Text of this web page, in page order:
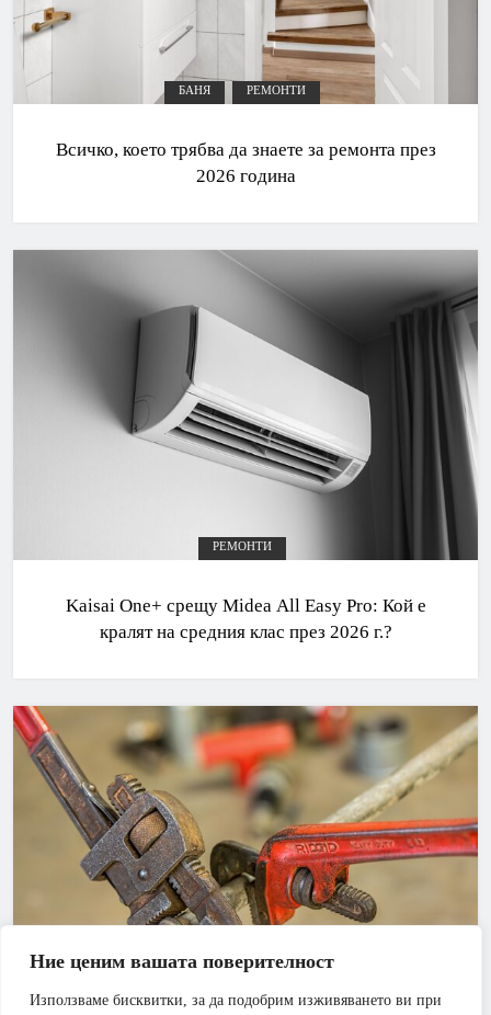
Ние ценим вашата поверителност
Използваме бисквитки, за да подобрим изживяването ви при
БАНЯ РЕМОНТИ
Всичко, което трябва да знаете за ремонта през
2026 година
РЕМОНТИ
Kaisai One+ срещу Midea All Easy Pro: Кой е
кралят на средния клас през 2026 г.?
АПАРТАМЕНТ БАНЯ